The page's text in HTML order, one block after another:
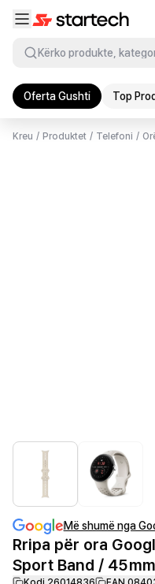
Kërko produkte,
Oferta Gushti Top
Kreu / Produktet / Telefoni /
Më shumë nga
Rripa për ora
Sport Band / 45